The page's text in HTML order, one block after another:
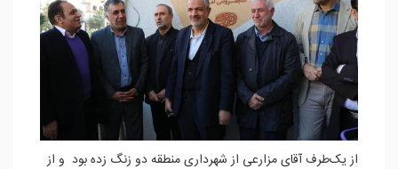
از یک‌طرف آقای مزارعی از شهرداری منطقه دو زنگ زده بود و از